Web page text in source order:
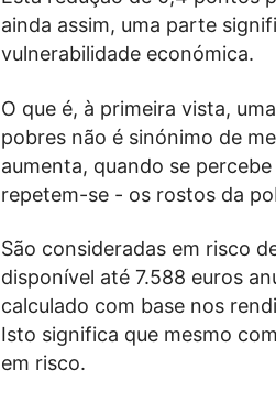
ainda assim, uma parte
vulnerabilidade económica.
O que é, à primeira vista,
pobres não é sinónimo de
aumenta, quando se
repetem-se - os rostos da
São consideradas em risco
disponível até 7.588 euros
calculado com base nos
Isto significa que mesmo
em risco.